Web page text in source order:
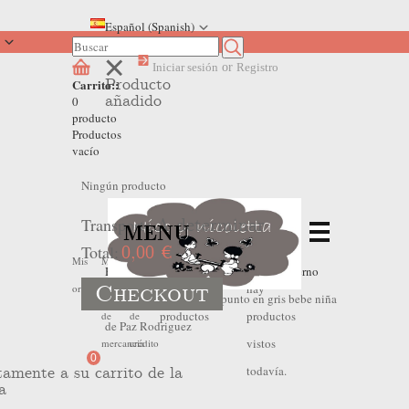
Español (Spanish)
Mis
ordenes
Mis
devoluciones
de
mercancia
Mis
hojas
de
crédito
No
hay
productos
No
hay
productos
vistos
todavía.
Iniciar sesión or Registro
Carrito::
0
0
producto
Productos
vacío
Ningún producto
TransporteA determinar
Total: 0,00 €
Checkout
Producto
añadido
a su carrito de la
MENU
Home Outlet Invierno >Outlet Invierno
Bebe Niña > Chaqueta punto en gris bebe niña
de Paz Rodriguez